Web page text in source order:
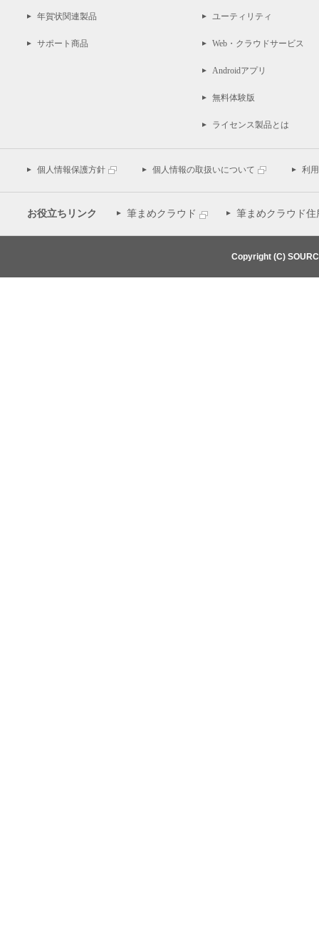
年賀状関連製品
サポート商品
ユーティリティ
Web・クラウドサービス
Androidアプリ
無料体験版
ライセンス製品とは
個人情報保護方針 個人情報の取扱いについて 利
お役立ちリンク 筆まめクラウド 筆まめクラウド住
Copyright (C)